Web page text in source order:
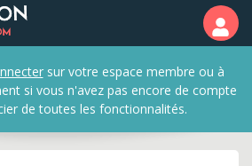
sur votre espace membre ou à
si vous n'avez pas encore de compte
de toutes les fonctionnalités.